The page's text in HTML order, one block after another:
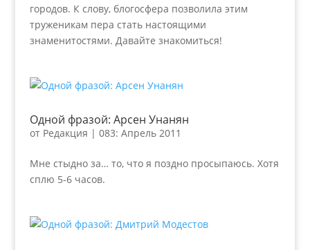
городов. К слову, блогосфера позволила этим
труженикам пера стать настоящими
знаменитостями. Давайте знакомиться!
Одной фразой: Арсен Унанян
от Редакция | 083: Апрель 2011
Мне стыдно за… то, что я поздно просыпаюсь. Хотя
сплю 5-6 часов.